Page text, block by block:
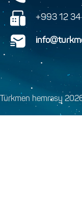
+993 12
Türkmen hemrasy